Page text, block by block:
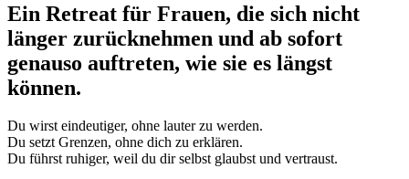
Ein Retreat für Frauen, die sich nicht
länger zurücknehmen und ab sofort
genauso auftreten, wie sie es längst
können.
Du wirst eindeutiger, ohne lauter zu werden.
Du setzt Grenzen, ohne dich zu erklären.
Du führst ruhiger, weil du dir selbst glaubst und vertraust.